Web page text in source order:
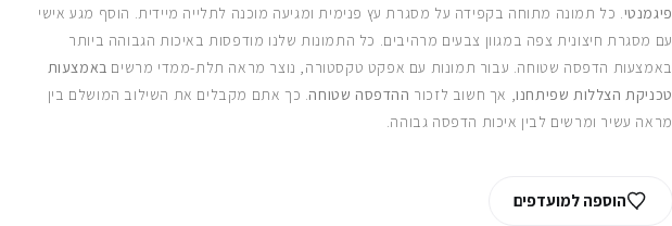
פיגמנטי. כל תמונה מתוחה בקפידה על מסגרת עץ פנימית ומגיעה מוכנה לתלייה מיידית. הוסף מגע אישי
עם מסגרת חיצונית צפה במגוון צבעים מרהיבים. כל התמונות שלנו מודפסות באיכות הגבוהה ביותר
באמצעות הדפסה שטוחה. עבור תמונות עם אפקט טקסטורה, נוצר מראה תלת-ממדי מרשים באמצעות
טכניקת הצללות שפיתחנו, אך חשוב לזכור ההדפסה שטוחה. כך אתם מקבלים את השילוב המושלם בין
מראה עשיר ומרשים לבין איכות הדפסה גבוהה.
הוספה למועדפים